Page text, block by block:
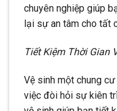
chuyên nghiệp giúp
lại sự an tâm cho tất
Tiết Kiệm Thời Gian
Vệ sinh một chung
việc đòi hỏi sự kiên